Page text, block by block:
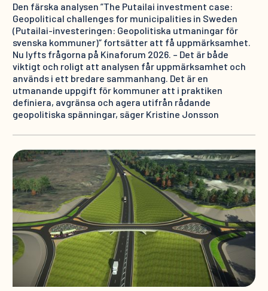
Den färska analysen ”The Putailai investment case:
Geopolitical challenges for municipalities in Sweden
(Putailai-investeringen: Geopolitiska utmaningar för
svenska kommuner)” fortsätter att få uppmärksamhet.
Nu lyfts frågorna på Kinaforum 2026. – Det är både
viktigt och roligt att analysen får uppmärksamhet och
används i ett bredare sammanhang. Det är en
utmanande uppgift för kommuner att i praktiken
definiera, avgränsa och agera utifrån rådande
geopolitiska spänningar, säger Kristine Jonsson